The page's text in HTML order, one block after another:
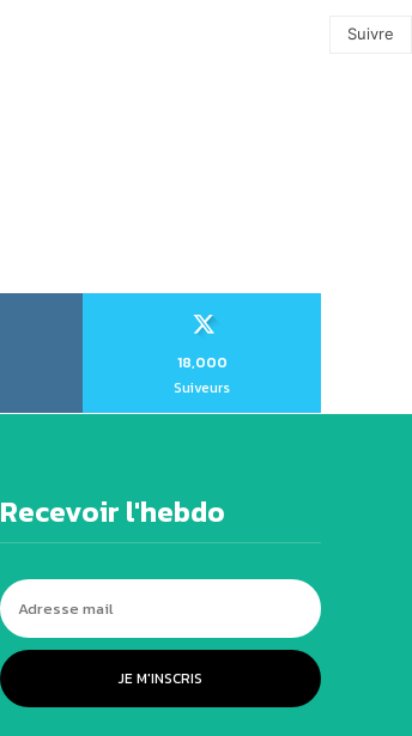
Suivre
18,000
Suiveurs
Recevoir l'hebdo
JE M'INSCRIS